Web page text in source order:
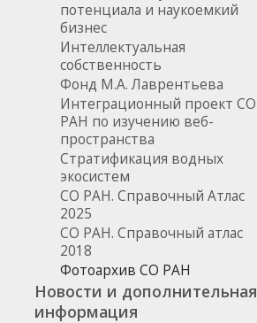
потенциала и наукоемкий
бизнес
Интеллектуальная
собственность
Фонд М.А. Лаврентьева
Интеграционный проект СО
РАН по изучению веб-
пространства
Стратификация водных
экосистем
СО РАН. Справочный Атлас
2025
СО РАН. Справочный атлас
2018
Фотоархив СО РАН
Новости и дополнительная
информация